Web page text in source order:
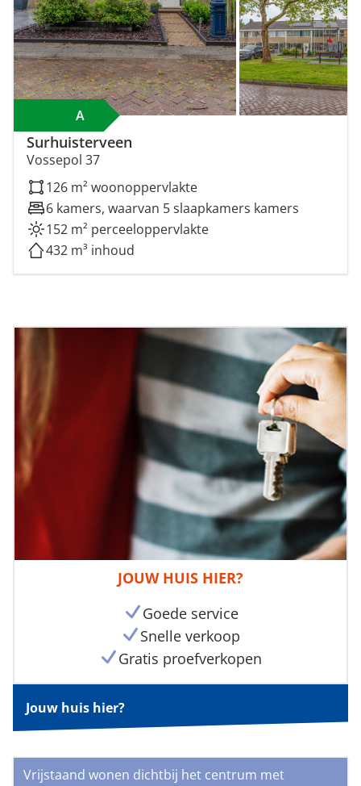
A
Surhuisterveen
Vossepol 37
126 m² woonoppervlakte
6 kamers, waarvan 5 slaapkamers kamers
152 m² perceeloppervlakte
432 m³ inhoud
JOUW HUIS HIER?
Goede service
Snelle verkoop
Gratis proefverkopen
Jouw huis hier?
Vrijstaand wonen dichtbij het centrum met